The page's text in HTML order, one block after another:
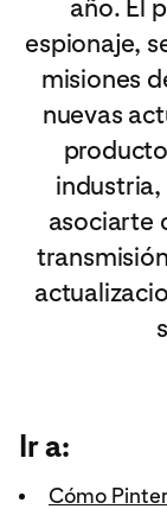
año. El
espionaje,
misiones
nuevas
industria,
asociarte
Ir a:
Cómo